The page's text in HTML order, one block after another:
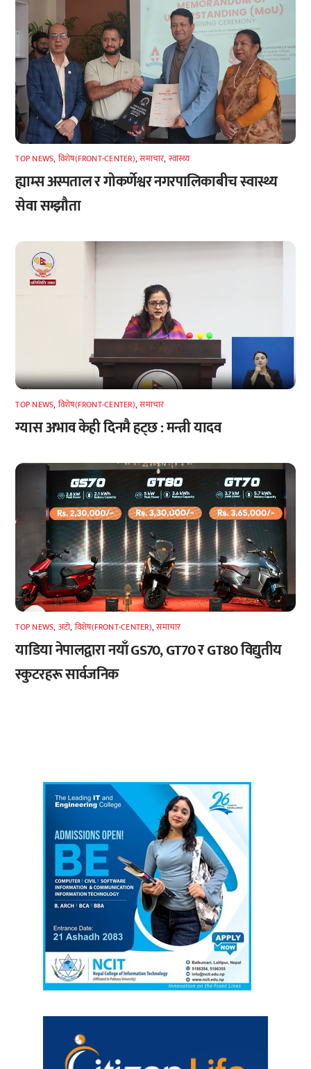
TOP NEWS, विशेष(FRONT-CENTER),समाचार, स्वास्थ्य
ह्याम्स अस्पताल र गोकर्णेश्वर नगरपालिकाबीच स्वास्थ्य
सेवा सम्झौता
TOP NEWS, विशेष(FRONT-CENTER),समाचार
ग्यास अभाव केही दिनमै हट्छ : मन्त्री यादव
TOP NEWS, अटाे, विशेष(FRONT-CENTER),समाचार
याडिया नेपालद्वारा नयाँ GS70, GT70 र GT80 विद्युतीय
स्कुटरहरू सार्वजनिक